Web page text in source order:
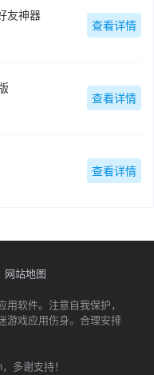
友神器
查看详情
查看详情
查看详情
网站地图
软件。注意自我保护，
游戏应用伤身。合理安排
多谢支持！